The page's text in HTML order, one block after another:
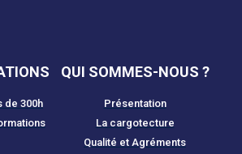
de 300h
QUI SOMMES-NOUS ?
Présentation
La cargotecture
Qualité et Agréments